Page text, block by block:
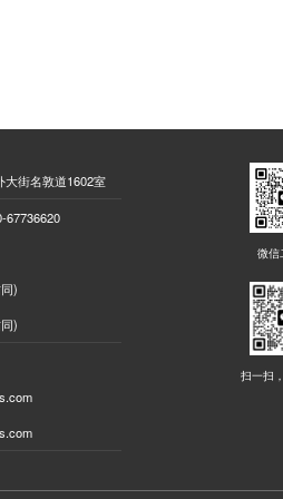
大街名敦道1602室
67736620
)
)
微信
扫一扫